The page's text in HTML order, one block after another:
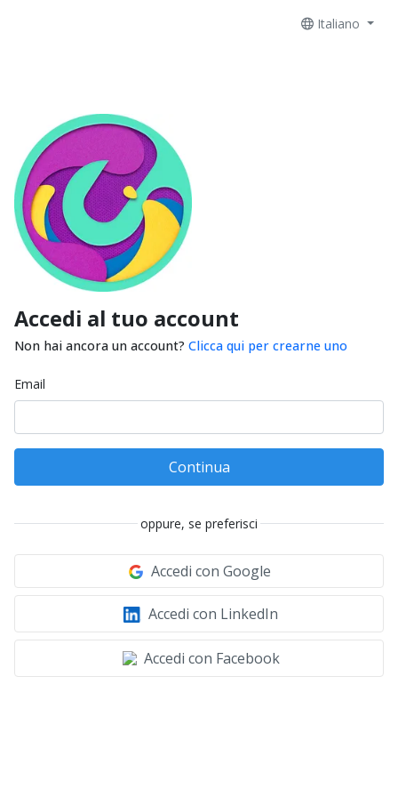
Italiano
Accedi al tuo account
Non hai ancora un account? Clicca qui per crearne uno
Email
Continua
oppure, se preferisci
Accedi con Google
Accedi con LinkedIn
Accedi con Facebook